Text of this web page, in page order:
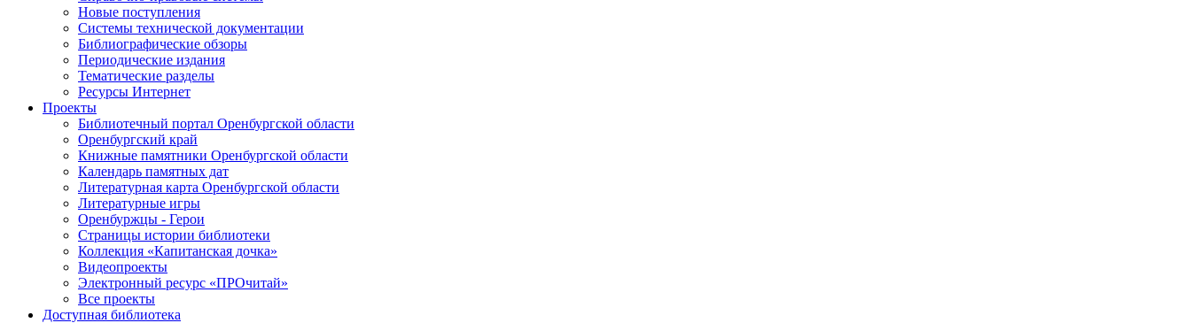
Новые поступления
Cистемы технической документации
Библиографические обзоры
Периодические издания
Тематические разделы
Ресурсы Интернет
Проекты
Библиотечный портал Оренбургской области
Оренбургский край
Книжные памятники Оренбургской области
Календарь памятных дат
Литературная карта Оренбургской области
Литературные игры
Оренбуржцы - Герои
Страницы истории библиотеки
Коллекция «Капитанская дочка»
Видеопроекты
Электронный ресурс «ПРОчитай»
Все проекты
Доступная библиотека